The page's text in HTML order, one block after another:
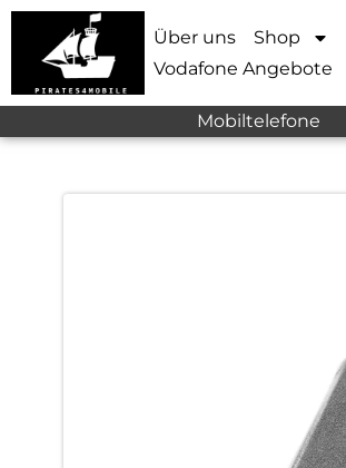
Über uns Shop
Vodafone Angebote
Mobiltelefone